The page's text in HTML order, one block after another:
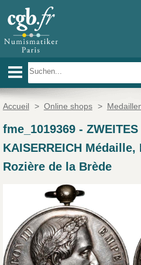
Accueil > Online shops >
fme_1019369- ZWEITES
KAISERREICH Médaille,
Rozière de la Brède